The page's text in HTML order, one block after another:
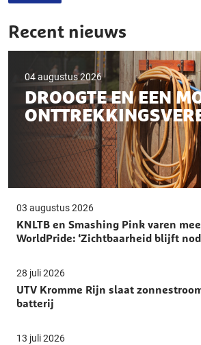
Recent nieuws
04 augustus 2026
DROOGTE EN EEN
03 augustus 2026
KNLTB en Smashing Pink varen
WorldPride: ‘Zichtbaarheid blijft
28 juli 2026
UTV Kromme Rijn slaat
batterij
13 juli 2026